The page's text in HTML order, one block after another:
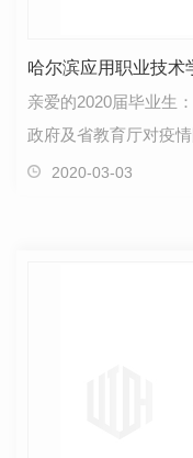
亲爱的2020届毕业生
政府及省教育厅对疫
示，进一步做好疫情
2020-03-03